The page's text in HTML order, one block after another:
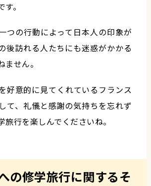
。
つの行動によって日本人の印象が
後訪れる人たちにも迷惑がかかる
ません。
好意的に見てくれているフランス
て、礼儀と感謝の気持ちを忘れず
旅行を楽しんでくださいね。
の修学旅行に関するそ